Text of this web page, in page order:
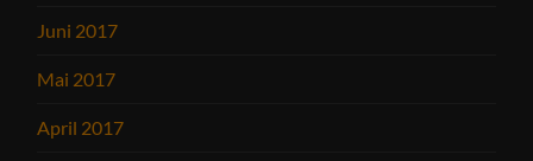
Juni 2017
Mai 2017
April 2017